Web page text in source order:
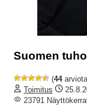
Suomen
(44
Toimitus
23791